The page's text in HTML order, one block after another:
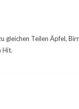
gleichen Teilen Äpfel,
Hit.